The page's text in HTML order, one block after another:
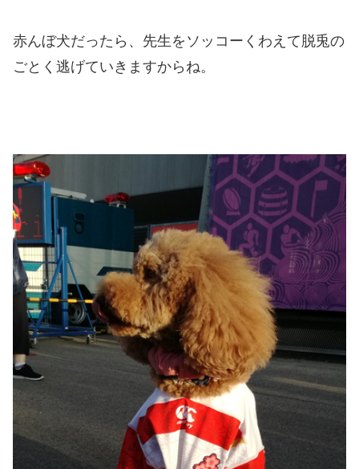
赤んぼ犬だったら、先生をソッコーくわえて脱兎の
ごとく逃げていきますからね。